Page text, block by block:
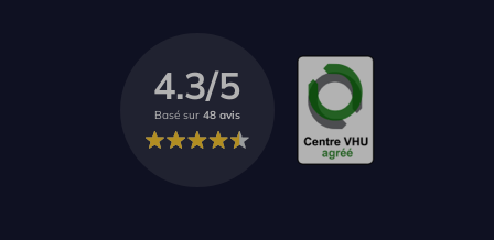
4.3/5
Basé sur 48 avis